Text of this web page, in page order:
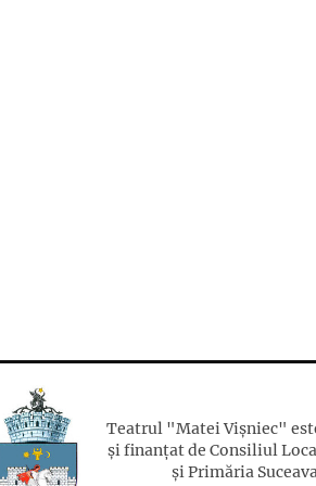
Teatrul "Matei Vișniec"
și finanțat de Consiliul
și Primăria